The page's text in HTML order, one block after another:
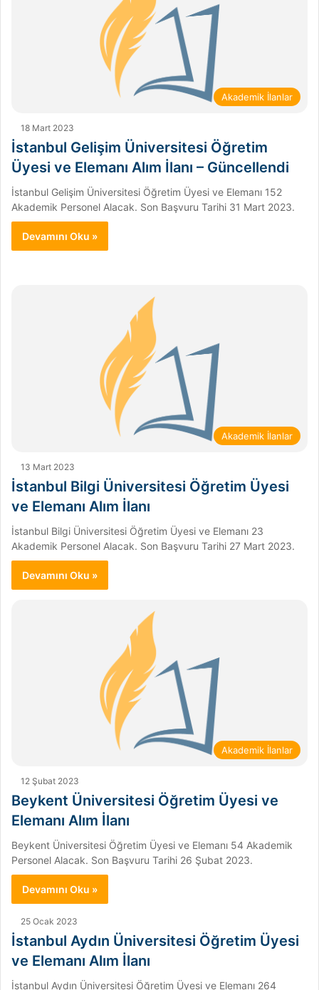
Akademik İlanlar
18 Mart 2023
İstanbul Gelişim Üniversitesi Öğretim
Üyesi ve Elemanı Alım İlanı – Güncellendi
İstanbul Gelişim Üniversitesi Öğretim Üyesi ve Elemanı 152
Akademik Personel Alacak. Son Başvuru Tarihi 31 Mart 2023.
Devamını Oku »
Akademik İlanlar
13 Mart 2023
İstanbul Bilgi Üniversitesi Öğretim Üyesi
ve Elemanı Alım İlanı
İstanbul Bilgi Üniversitesi Öğretim Üyesi ve Elemanı 23
Akademik Personel Alacak. Son Başvuru Tarihi 27 Mart 2023.
Devamını Oku »
Akademik İlanlar
12 Şubat 2023
Beykent Üniversitesi Öğretim Üyesi ve
Elemanı Alım İlanı
Beykent Üniversitesi Öğretim Üyesi ve Elemanı 54 Akademik
Personel Alacak. Son Başvuru Tarihi 26 Şubat 2023.
Devamını Oku »
25 Ocak 2023
İstanbul Aydın Üniversitesi Öğretim Üyesi
ve Elemanı Alım İlanı
İstanbul Aydın Üniversitesi Öğretim Üyesi ve Elemanı 264